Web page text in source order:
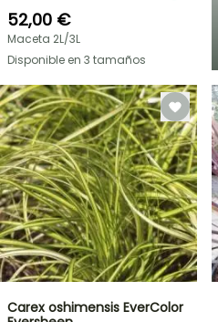
52,00 €
Maceta 2L/3L
Disponible en 3 tamaños
Carex oshimensis EverColor